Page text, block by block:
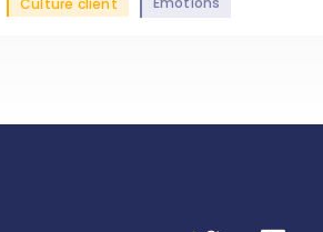
Culture client